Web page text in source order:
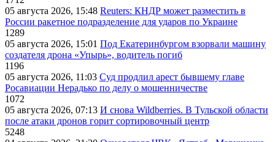
05 августа 2026, 15:48 Reuters: КНДР может разместить в
России ракетное подразделение для ударов по Украине
1289
05 августа 2026, 15:01 Под Екатеринбургом взорвали машину
создателя дрона «Упырь», водитель погиб
1196
05 августа 2026, 11:03 Суд продлил арест бывшему главе
Росавиации Нерадько по делу о мошенничестве
1072
05 августа 2026, 07:13 И снова Wildberries. В Тульской области
после атаки дронов горит сортировочный центр
5248